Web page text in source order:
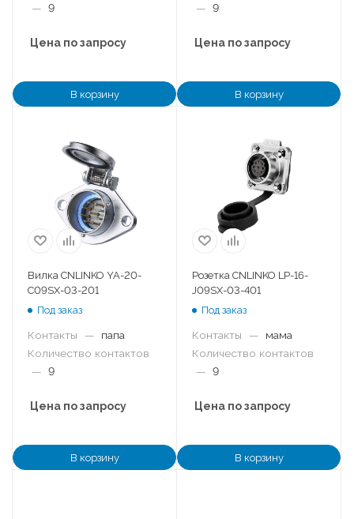
— 9
Цена по запросу
В корзину
— 9
Цена по запросу
В корзину
Вилка CNLINKO YA-20-
C09SX-03-201
Под заказ
Контакты —
папа
Количество контактов
— 9
Цена по запросу
В корзину
Розетка CNLINKO LP-16-
J09SX-03-401
Под заказ
Контакты —
мама
Количество контактов
— 9
Цена по запросу
В корзину